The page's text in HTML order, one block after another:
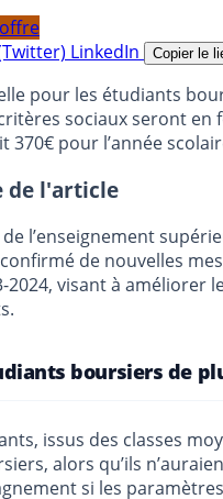
LinkedIn Copier le
pour les étudiants
sociaux seront en
370€ pour l’année
de l'article
l’enseignement
de nouvelles
2024, visant à améliorer
boursiers de
issus des classes
alors qu’ils
si les